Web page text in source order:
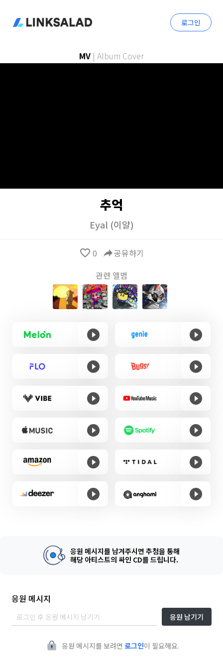
로그인
MV | Album Cover
추억
Eyal (이얄)
favorite_border 0 reply공유하기
관련 앨범
응원 메시지를 남겨주시면 추첨을 통해
해당 아티스트의 싸인 CD를 드립니다.
응원 메시지
응원 남기기
응원 메시지를 보려면 로그인이 필요해요.